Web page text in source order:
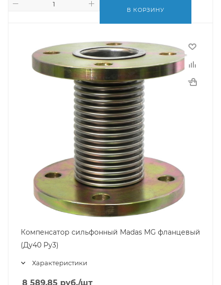
В КОРЗИНУ
Компенсатор сильфонный Madas MG фланцевый
(Ду40 Pу3)
Характеристики
8 589.85 руб./шт